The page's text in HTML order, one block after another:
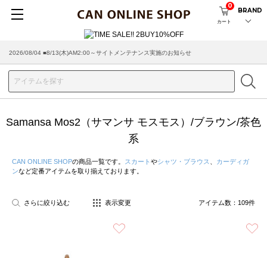
カート
0
BRAND
2026/07/29 ■【お知らせ】ヤマト運輸の配送遅延・停止について
Samansa Mos2（サマンサ モスモス）/ブラウン/茶色
系
CAN ONLINE SHOPの商品一覧です。 スカート やシャツ・ブラウス
カーディガ
ンなど定番アイテムを取り揃えております。
さらに絞り込む 表示変更 アイテム数： 109件